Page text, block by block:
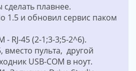
плавнее.
1.5 и обновил сервис паком
RJ-45 (2-1;3-3;5-2^6).
вместо пульта, другой
USB-COM в ноут.